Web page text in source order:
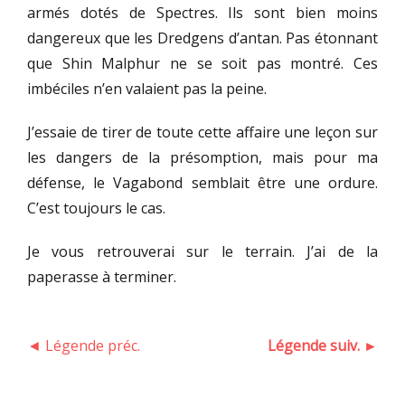
armés dotés de Spectres. Ils sont bien moins
dangereux que les Dredgens d’antan. Pas étonnant
que Shin Malphur ne se soit pas montré. Ces
imbéciles n’en valaient pas la peine.
J’essaie de tirer de toute cette affaire une leçon sur
les dangers de la présomption, mais pour ma
défense, le Vagabond semblait être une ordure.
C’est toujours le cas.
Je vous retrouverai sur le terrain. J’ai de la
paperasse à terminer.
◄ Légende préc. Légende suiv. ►